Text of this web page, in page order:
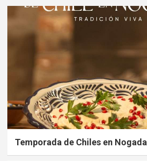
Temporada de Chiles en Nogada